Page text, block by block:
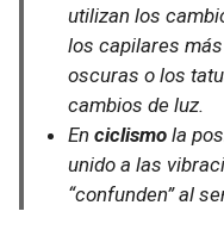
utilizan los
los capilares
oscuras o los
cambios de luz.
Enciclismo la
unido a las
“confunden” al